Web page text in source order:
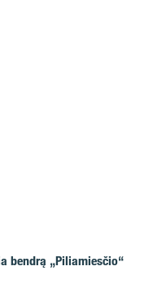
bendrą „Piliamiesčio“